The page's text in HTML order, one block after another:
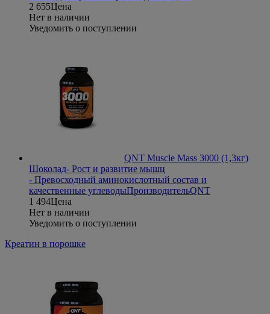
2 655Цена
Нет в наличии
Уведомить о поступлении
QNT Muscle Mass 3000 (1,3кг)
Шоколад- Рост и развитие мышц
- Превосходный аминокислотный состав и
качественные углеводыПроизводительQNT
1 494Цена
Нет в наличии
Уведомить о поступлении
Креатин в порошке